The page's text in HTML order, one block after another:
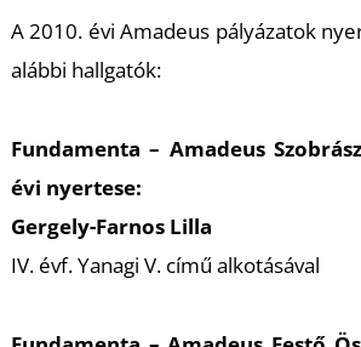
A 2010. évi Amadeus pályázatok
alábbi hallgatók:
Fundamenta – Amadeus
évi nyertese:
Gergely-Farnos Lilla
IV. évf. Yanagi V. című alkotásával